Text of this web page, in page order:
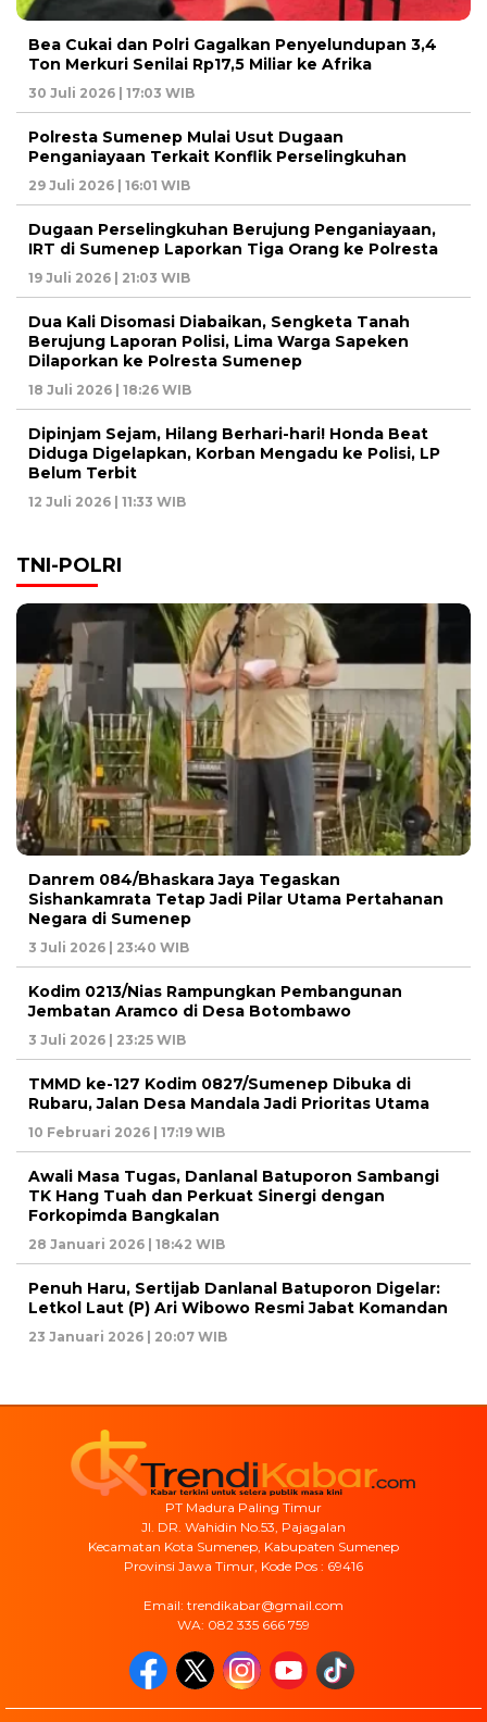
Bea Cukai dan Polri Gagalkan Penyelundupan 3,4
Ton Merkuri Senilai Rp17,5 Miliar ke Afrika
30 Juli 2026 | 17:03 WIB
Polresta Sumenep Mulai Usut Dugaan
Penganiayaan Terkait Konflik Perselingkuhan
29 Juli 2026 | 16:01 WIB
Dugaan Perselingkuhan Berujung Penganiayaan,
IRT di Sumenep Laporkan Tiga Orang ke Polresta
19 Juli 2026 | 21:03 WIB
Dua Kali Disomasi Diabaikan, Sengketa Tanah
Berujung Laporan Polisi, Lima Warga Sapeken
Dilaporkan ke Polresta Sumenep
18 Juli 2026 | 18:26 WIB
Dipinjam Sejam, Hilang Berhari-hari! Honda Beat
Diduga Digelapkan, Korban Mengadu ke Polisi, LP
Belum Terbit
12 Juli 2026 | 11:33 WIB
TNI-POLRI
Danrem 084/Bhaskara Jaya Tegaskan
Sishankamrata Tetap Jadi Pilar Utama Pertahanan
Negara di Sumenep
3 Juli 2026 | 23:40 WIB
Kodim 0213/Nias Rampungkan Pembangunan
Jembatan Aramco di Desa Botombawo
3 Juli 2026 | 23:25 WIB
TMMD ke-127 Kodim 0827/Sumenep Dibuka di
Rubaru, Jalan Desa Mandala Jadi Prioritas Utama
10 Februari 2026 | 17:19 WIB
Awali Masa Tugas, Danlanal Batuporon Sambangi
TK Hang Tuah dan Perkuat Sinergi dengan
Forkopimda Bangkalan
28 Januari 2026 | 18:42 WIB
Penuh Haru, Sertijab Danlanal Batuporon Digelar:
Letkol Laut (P) Ari Wibowo Resmi Jabat Komandan
23 Januari 2026 | 20:07 WIB
PT Madura Paling Timur
Jl. DR. Wahidin No.53, Pajagalan
Kecamatan Kota Sumenep, Kabupaten Sumenep
Provinsi Jawa Timur, Kode Pos : 69416
Email: trendikabar@gmail.com
WA: 082 335 666 759